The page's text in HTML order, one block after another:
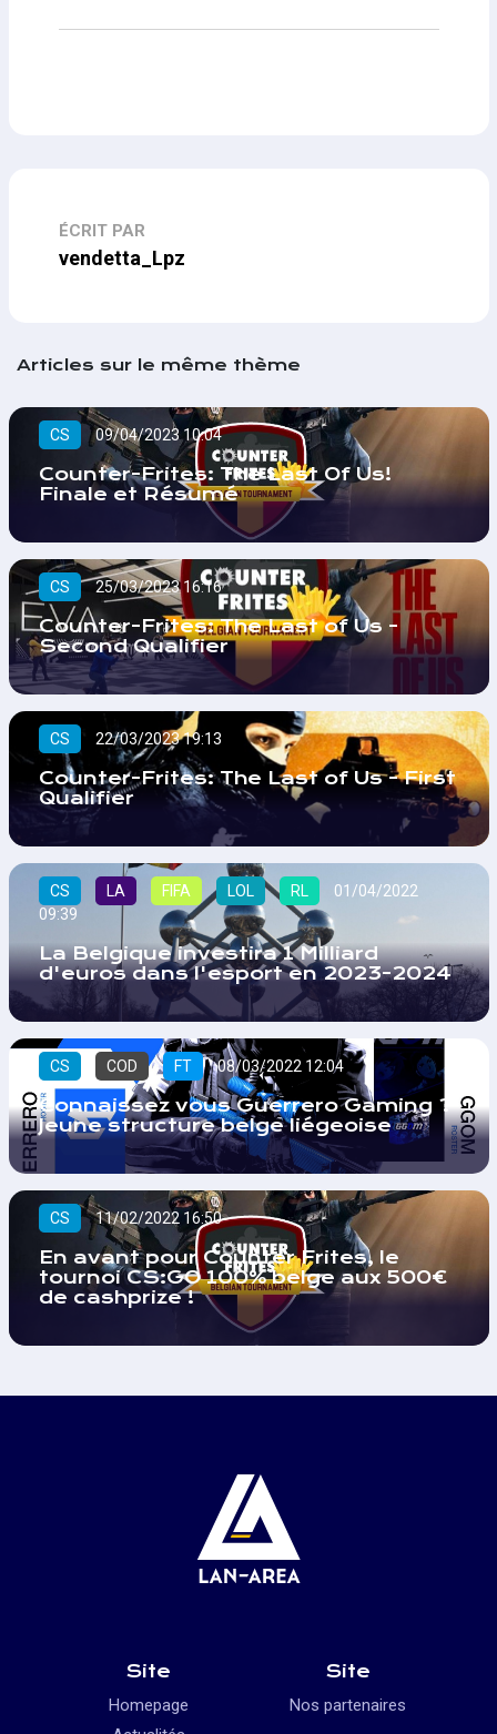
ÉCRIT PAR
vendetta_Lpz
Articles sur le même thème
CS 09/04/2023 10:04
Counter-Frites: The Last Of Us!
Finale et Résumé
CS 25/03/2023 16:16
Counter-Frites: The Last of Us -
Second Qualifier
CS 22/03/2023 19:13
Counter-Frites: The Last of Us - First
Qualifier
CS LA FIFA LOL RL
01/04/2022
09:39
La Belgique investira 1 Milliard
d'euros dans l'esport en 2023-2024
CS COD FT 08/03/2022 12:04
Connaissez vous Guerrero Gaming ?
Jeune structure belge liégeoise
CS 11/02/2022 16:50
En avant pour Counter Frites, le
tournoi CS:GO 100% belge aux 500€
de cashprize !
Site
Homepage
Site
Nos partenaires